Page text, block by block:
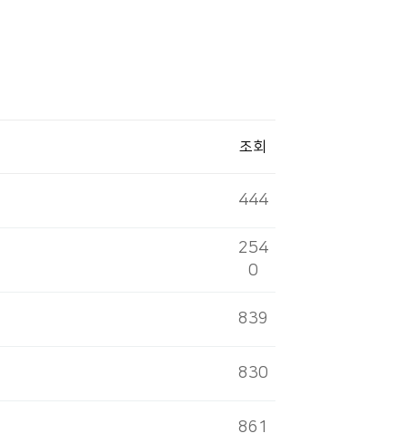
조회
444
254
0
839
830
861